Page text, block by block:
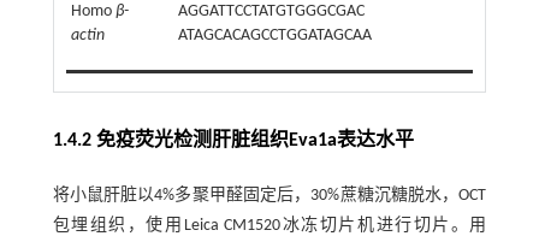
Homoβ-
actin
AGGATTCCTATGTGGGCGAC
ATAGCACAGCCTGGATAGCAA
1.4.2 免疫荧光检测肝脏组织Eva1a表达水平
将小鼠肝脏以4%多聚甲醛固定后，30%蔗糖沉糖脱水，OCT
包埋组织，使用Leica CM1520冰冻切片机进行切片。用